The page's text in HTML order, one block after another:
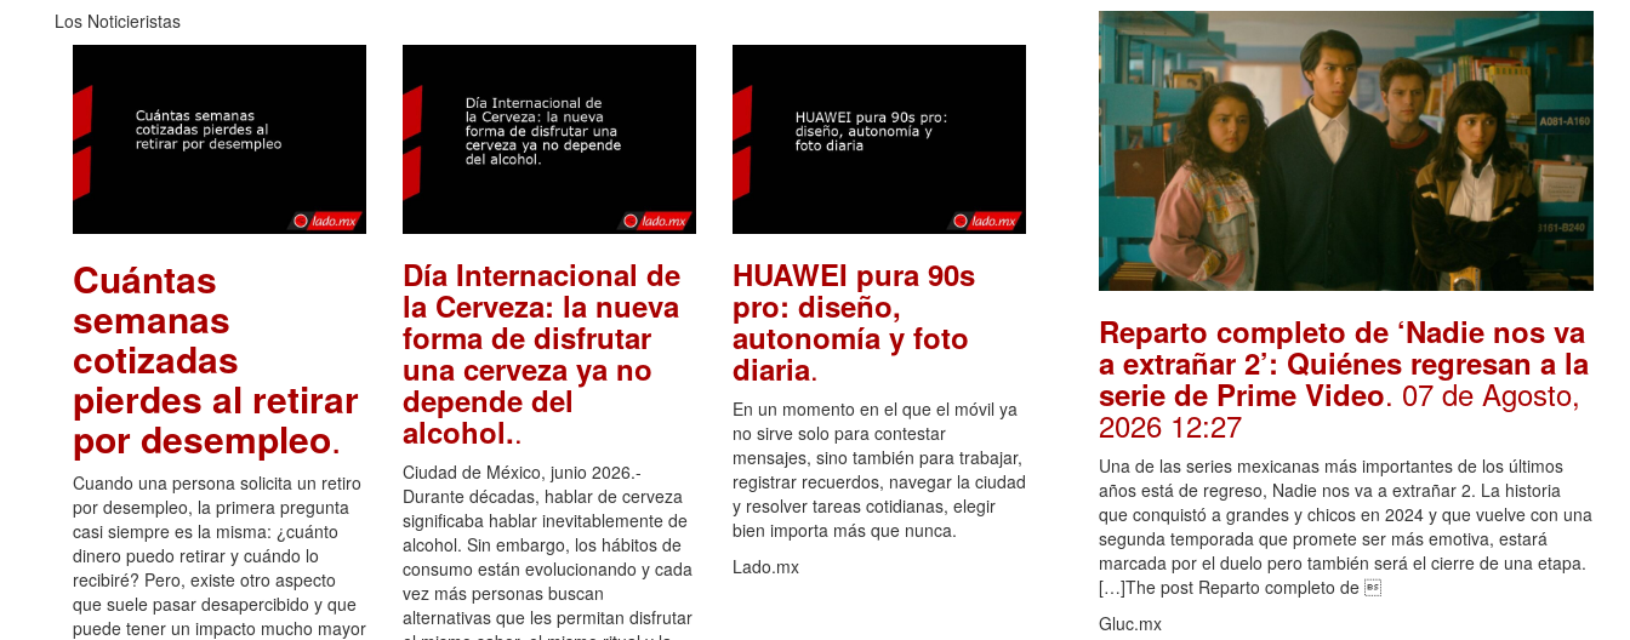
Los Noticieristas
Cuántas
semanas
cotizadas
pierdes al retirar
por desempleo.
Cuando una persona solicita un retiro
por desempleo, la primera pregunta
casi siempre es la misma: ¿cuánto
dinero puedo retirar y cuándo lo
recibiré? Pero, existe otro aspecto
que suele pasar desapercibido y que
puede tener un impacto mucho mayor
Día Internacional de
la Cerveza: la nueva
forma de disfrutar
una cerveza ya no
depende del
alcohol..
Ciudad de México, junio 2026.-
Durante décadas, hablar de cerveza
significaba hablar inevitablemente de
alcohol. Sin embargo, los hábitos de
consumo están evolucionando y cada
vez más personas buscan
alternativas que les permitan disfrutar
HUAWEI pura 90s
pro: diseño,
autonomía y foto
diaria.
En un momento en el que el móvil ya
no sirve solo para contestar
mensajes, sino también para trabajar,
registrar recuerdos, navegar la ciudad
y resolver tareas cotidianas, elegir
bien importa más que nunca.
Lado.mx
Reparto completo de ‘Nadie nos va
a extrañar 2’: Quiénes regresan a la
serie de Prime Video. 07 de Agosto,
2026 12:27
Una de las series mexicanas más importantes de los últimos
años está de regreso, Nadie nos va a extrañar 2. La historia
que conquistó a grandes y chicos en 2024 y que vuelve con una
segunda temporada que promete ser más emotiva, estará
marcada por el duelo pero también será el cierre de una etapa.
[…]The post Reparto completo de 
Gluc.mx